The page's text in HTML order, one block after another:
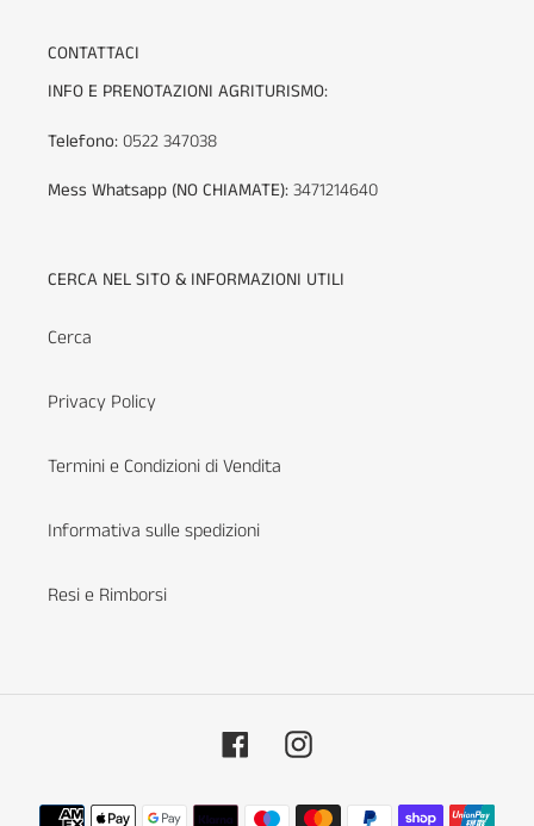
CONTATTACI
INFO E PRENOTAZIONI AGRITURISMO:
Telefono:0522 347038
Mess Whatsapp (NO CHIAMATE):3471214640
CERCA NEL SITO & INFORMAZIONI UTILI
Cerca
Privacy Policy
Termini e Condizioni di Vendita
Informativa sulle spedizioni
Resi e Rimborsi
FacebookInstagram
Metodi